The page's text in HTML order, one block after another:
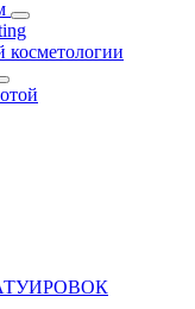
косметологии